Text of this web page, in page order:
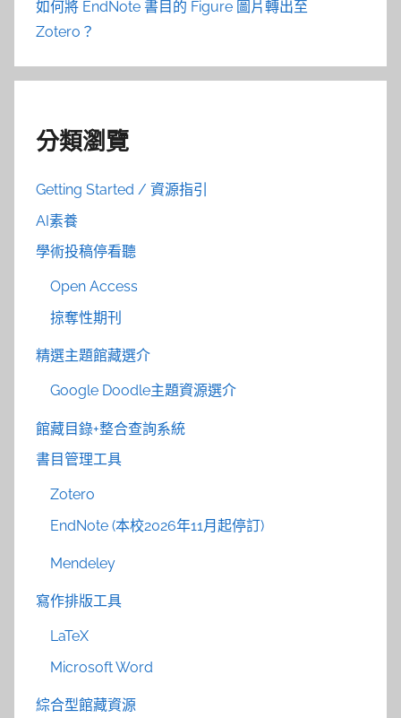
如何將 EndNote 書目的 Figure 圖片轉出至
Zotero？
分類瀏覽
Getting Started / 資源指引
AI素養
學術投稿停看聽
Open Access
掠奪性期刊
精選主題館藏選介
Google Doodle主題資源選介
館藏目錄+整合查詢系統
書目管理工具
Zotero
EndNote (本校2026年11月起停訂)
Mendeley
寫作排版工具
LaTeX
Microsoft Word
綜合型館藏資源